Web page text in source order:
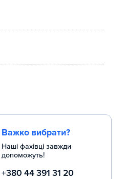
Важко вибрати?
Наші фахівці завжди
допоможуть!
+380 44 391 31 20